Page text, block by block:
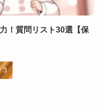
！質問リスト30選【保